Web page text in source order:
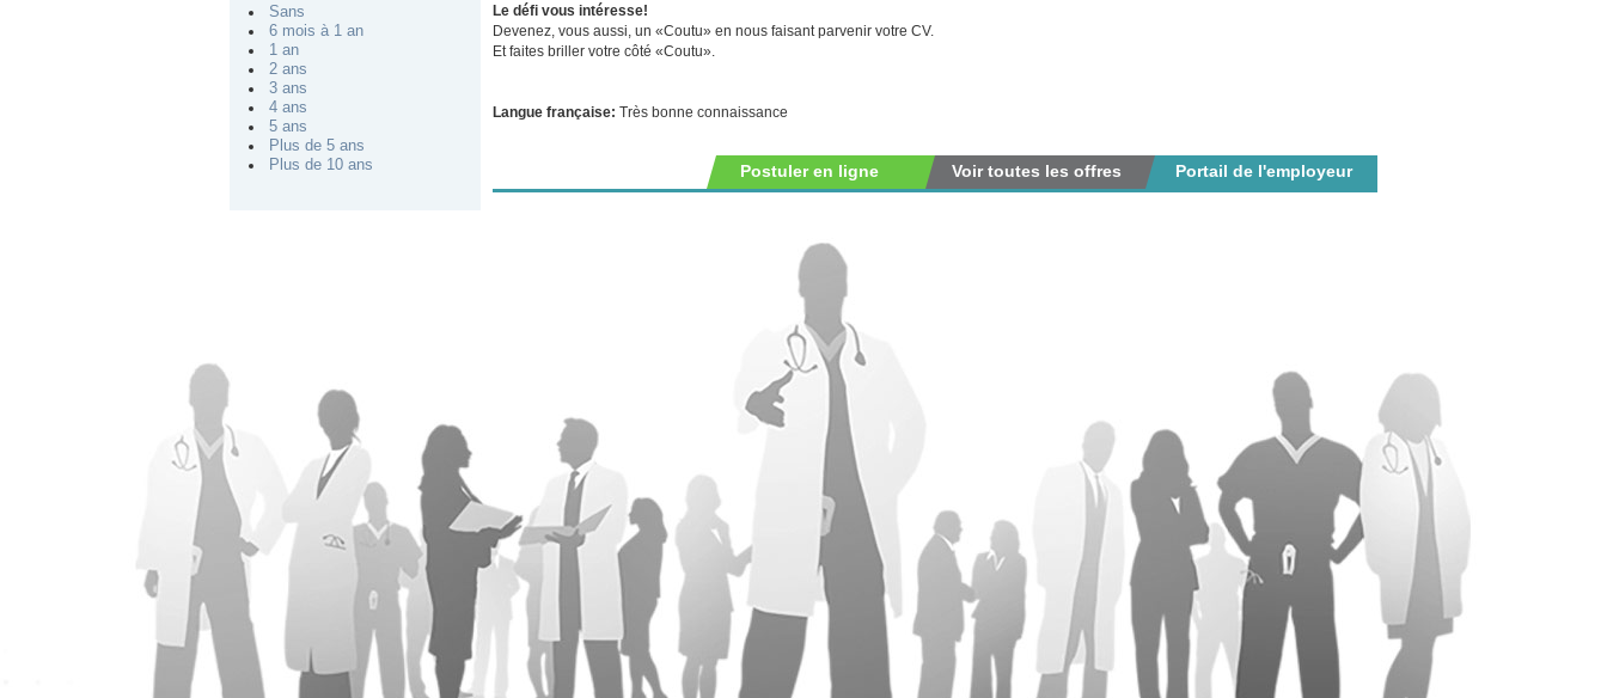
Sans
6 mois à 1 an
1 an
2 ans
3 ans
4 ans
5 ans
Plus de 5 ans
Plus de 10 ans
Le défi vous intéresse!
Devenez, vous aussi, un «Coutu» en nous faisant parvenir votre CV.
Et faites briller votre côté «Coutu».
Langue française: Très bonne connaissance
Portail de l'employeur
Voir toutes les offres
Postuler en ligne